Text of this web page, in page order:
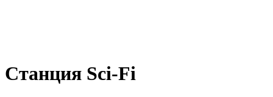
Станция Sci-Fi